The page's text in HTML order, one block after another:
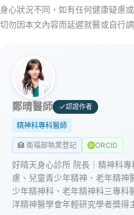
身心狀況不同，如有任何健康疑慮
切勿因本文內容而延遲就醫或自行調
鄭晴醫師 認證作者
精神科專科醫師
🏥 衛福部執業登記 ORCID
好晴天身心診所 院長｜精神科
慮、兒童青少年精神、老年精神
少年精神科、老年精神科三專科
洋精神醫學會年輕研究學者獎得